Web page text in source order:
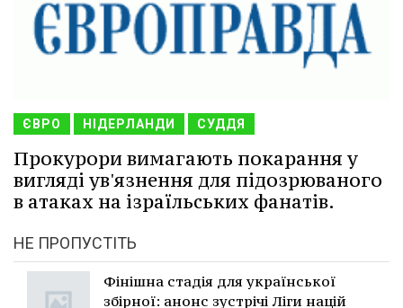
ЄВРО НІДЕРЛАНДИ СУДДЯ
Прокурори вимагають покарання у
вигляді ув'язнення для підозрюваного
в атаках на ізраїльських фанатів.
НЕ ПРОПУСТІТЬ
Фінішна стадія для української
збірної: анонс зустрічі Ліги націй